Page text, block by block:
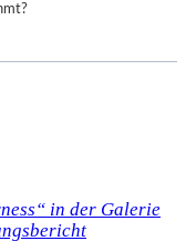
in der Galerie